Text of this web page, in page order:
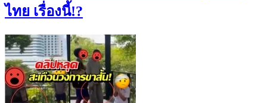
ไทย เรื่องนี้!?